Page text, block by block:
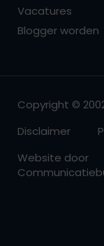
Vacatures
Blogger worden
Copyright ©
Disclaimer
Website door